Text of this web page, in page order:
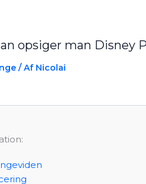
opsiger man Disney
/ Af Nicolai